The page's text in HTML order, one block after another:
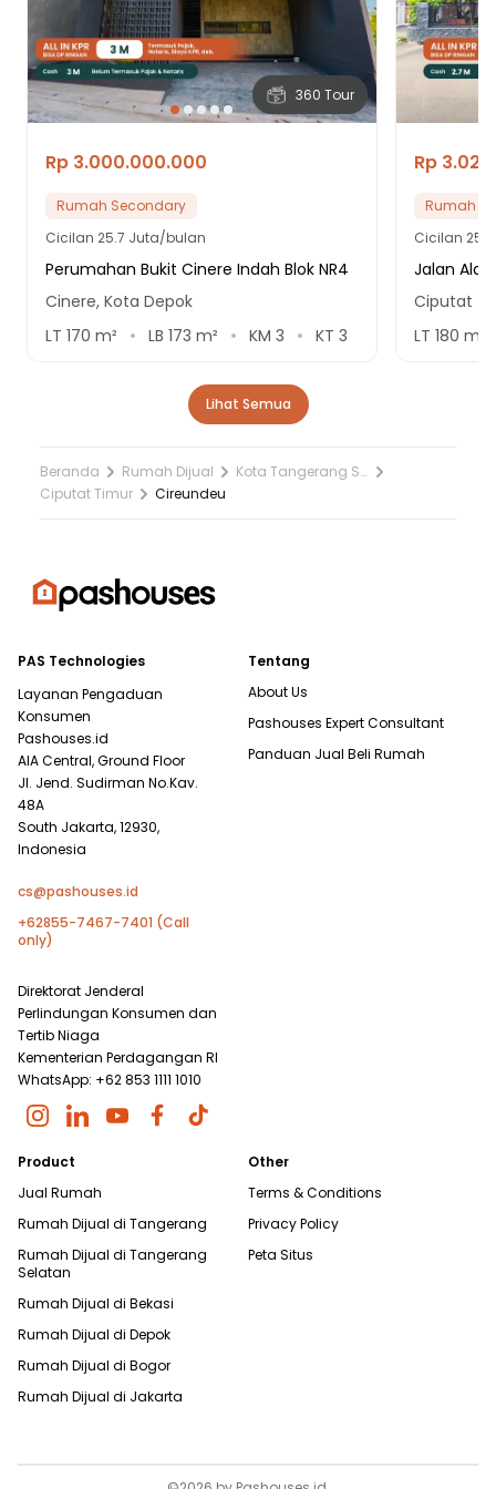
360 Tour
Rp 3.000.000.000
Rumah Secondary
Cicilan 25.7 Juta/bulan
Perumahan Bukit Cinere Indah Blok NR4
Cinere, Kota Depok
LT 170 m² LB 173 m² KM 3 KT 3
Rp
Rumah
Cicilan
Jalan
Ciputat
LT 180 m²
Lihat Semua
Beranda Rumah Dijual
Kota Tangerang Selatan
Ciputat Timur
Cireundeu
PAS Technologies
Layanan Pengaduan
Konsumen
Pashouses.id
AIA Central, Ground Floor
Jl. Jend. Sudirman No.Kav.
48A
South Jakarta, 12930,
Indonesia
cs@pashouses.id
+62855-7467-7401 (Call
only)
Direktorat Jenderal
Perlindungan Konsumen dan
Tertib Niaga
Kementerian Perdagangan RI
WhatsApp: +62 853 1111 1010
Tentang
About Us
Pashouses Expert Consultant
Panduan Jual Beli Rumah
Product
Jual Rumah
Rumah Dijual di Tangerang
Rumah Dijual di Tangerang
Selatan
Rumah Dijual di Bekasi
Rumah Dijual di Depok
Rumah Dijual di Bogor
Rumah Dijual di Jakarta
Other
Terms & Conditions
Privacy Policy
Peta Situs